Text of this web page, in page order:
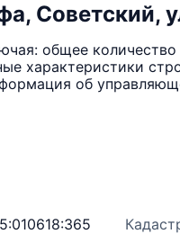
Советский,
общее количество
характеристики
об